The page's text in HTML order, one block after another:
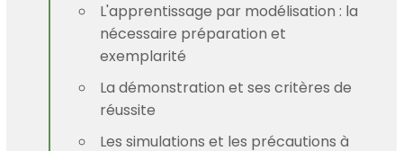
L'apprentissage par modélisation : la
nécessaire préparation et
exemplarité
La démonstration et ses critères de
réussite
Les simulations et les précautions à